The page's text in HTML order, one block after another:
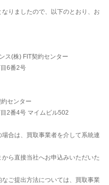
りましたので、以下のとおり、お
ス(株) FIT契約センター
6番2号
センター
2番4号 マイムビル502
合は、買取事業者を介して系統連
ら直接当社へお申込みいただいた
ご提出方法については、買取事業